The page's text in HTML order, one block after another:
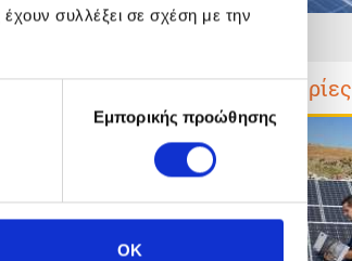
συλλέξει σε σχέση με την
Εμπορικής προώθησης
OK
Μαρτυρίες